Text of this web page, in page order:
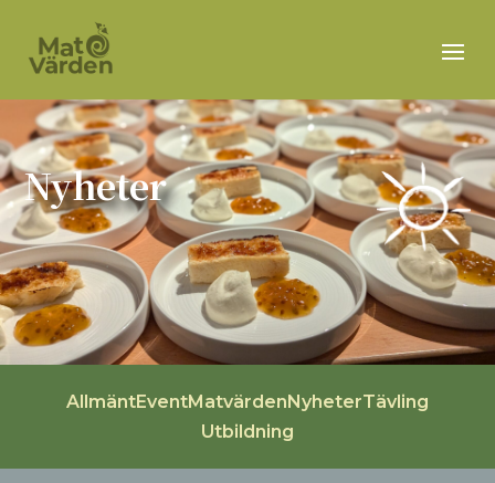
Nyheter
AllmäntEventMatvärdenNyheterTävling
Utbildning